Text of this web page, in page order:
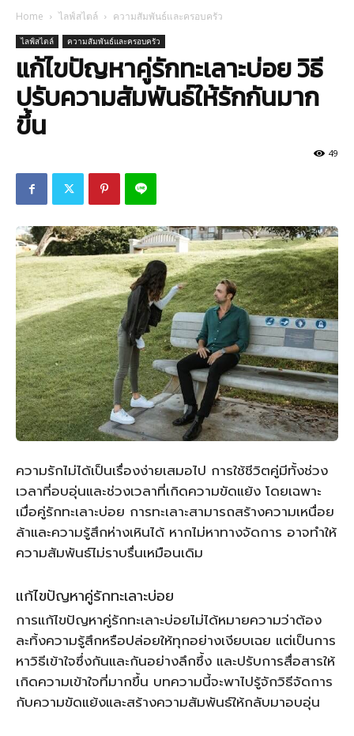
Home ไลฟ์สไตล์ ความสัมพันธ์และครอบครัว
ไลฟ์สไตล์ ความสัมพันธ์และครอบครัว
แก้ไขปัญหาคู่รักทะเลาะบ่อย วิธี
ปรับความสัมพันธ์ให้รักกันมาก
ขึ้น
49
ความรักไม่ได้เป็นเรื่องง่ายเสมอไป การใช้ชีวิตคู่มีทั้งช่วง
เวลาที่อบอุ่นและช่วงเวลาที่เกิดความขัดแย้ง โดยเฉพาะ
เมื่อคู่รักทะเลาะบ่อย การทะเลาะสามารถสร้างความเหนื่อย
ล้าและความรู้สึกห่างเหินได้ หากไม่หาทางจัดการ อาจทำให้
ความสัมพันธ์ไม่ราบรื่นเหมือนเดิม
แก้ไขปัญหาคู่รักทะเลาะบ่อย
การแก้ไขปัญหาคู่รักทะเลาะบ่อยไม่ได้หมายความว่าต้อง
ละทิ้งความรู้สึกหรือปล่อยให้ทุกอย่างเงียบเฉย แต่เป็นการ
หาวิธีเข้าใจซึ่งกันและกันอย่างลึกซึ้ง และปรับการสื่อสารให้
เกิดความเข้าใจที่มากขึ้น บทความนี้จะพาไปรู้จักวิธีจัดการ
กับความขัดแย้งและสร้างความสัมพันธ์ให้กลับมาอบอุ่น